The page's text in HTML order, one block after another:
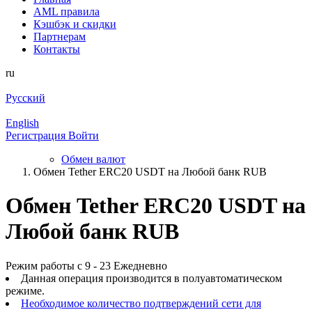
AML правила
Кэшбэк и cкидки
Партнерам
Контакты
ru
Русский
English
Регистрация Войти
Обмен валют
Обмен Tether ERC20 USDT на Любой банк RUB
Обмен Tether ERC20 USDT на
Любой банк RUB
Режим работы с 9 - 23 Ежедневно
Данная операция производится в полуавтоматическом
режиме.
Необходимое количество подтверждений сети для